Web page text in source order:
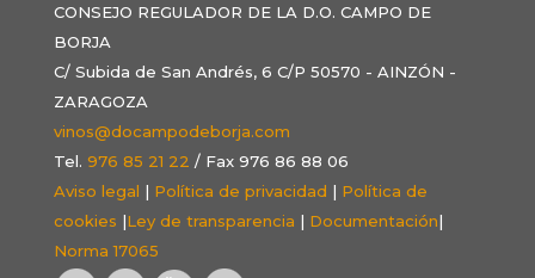
CONSEJO REGULADOR DE LA D.O. CAMPO DE
BORJA
C/ Subida de San Andrés, 6 C/P 50570 - AINZÓN -
ZARAGOZA
vinos@docampodeborja.com
Tel. 976 85 21 22 / Fax 976 86 88 06
Aviso legal | Política de privacidad | Política de
cookies |Ley de transparencia | Documentación|
Norma 17065